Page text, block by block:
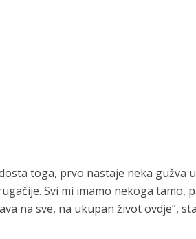
toga, prvo nastaje neka gužva u
Svi mi imamo nekoga tamo,
na sve, na ukupan život ovdje”,